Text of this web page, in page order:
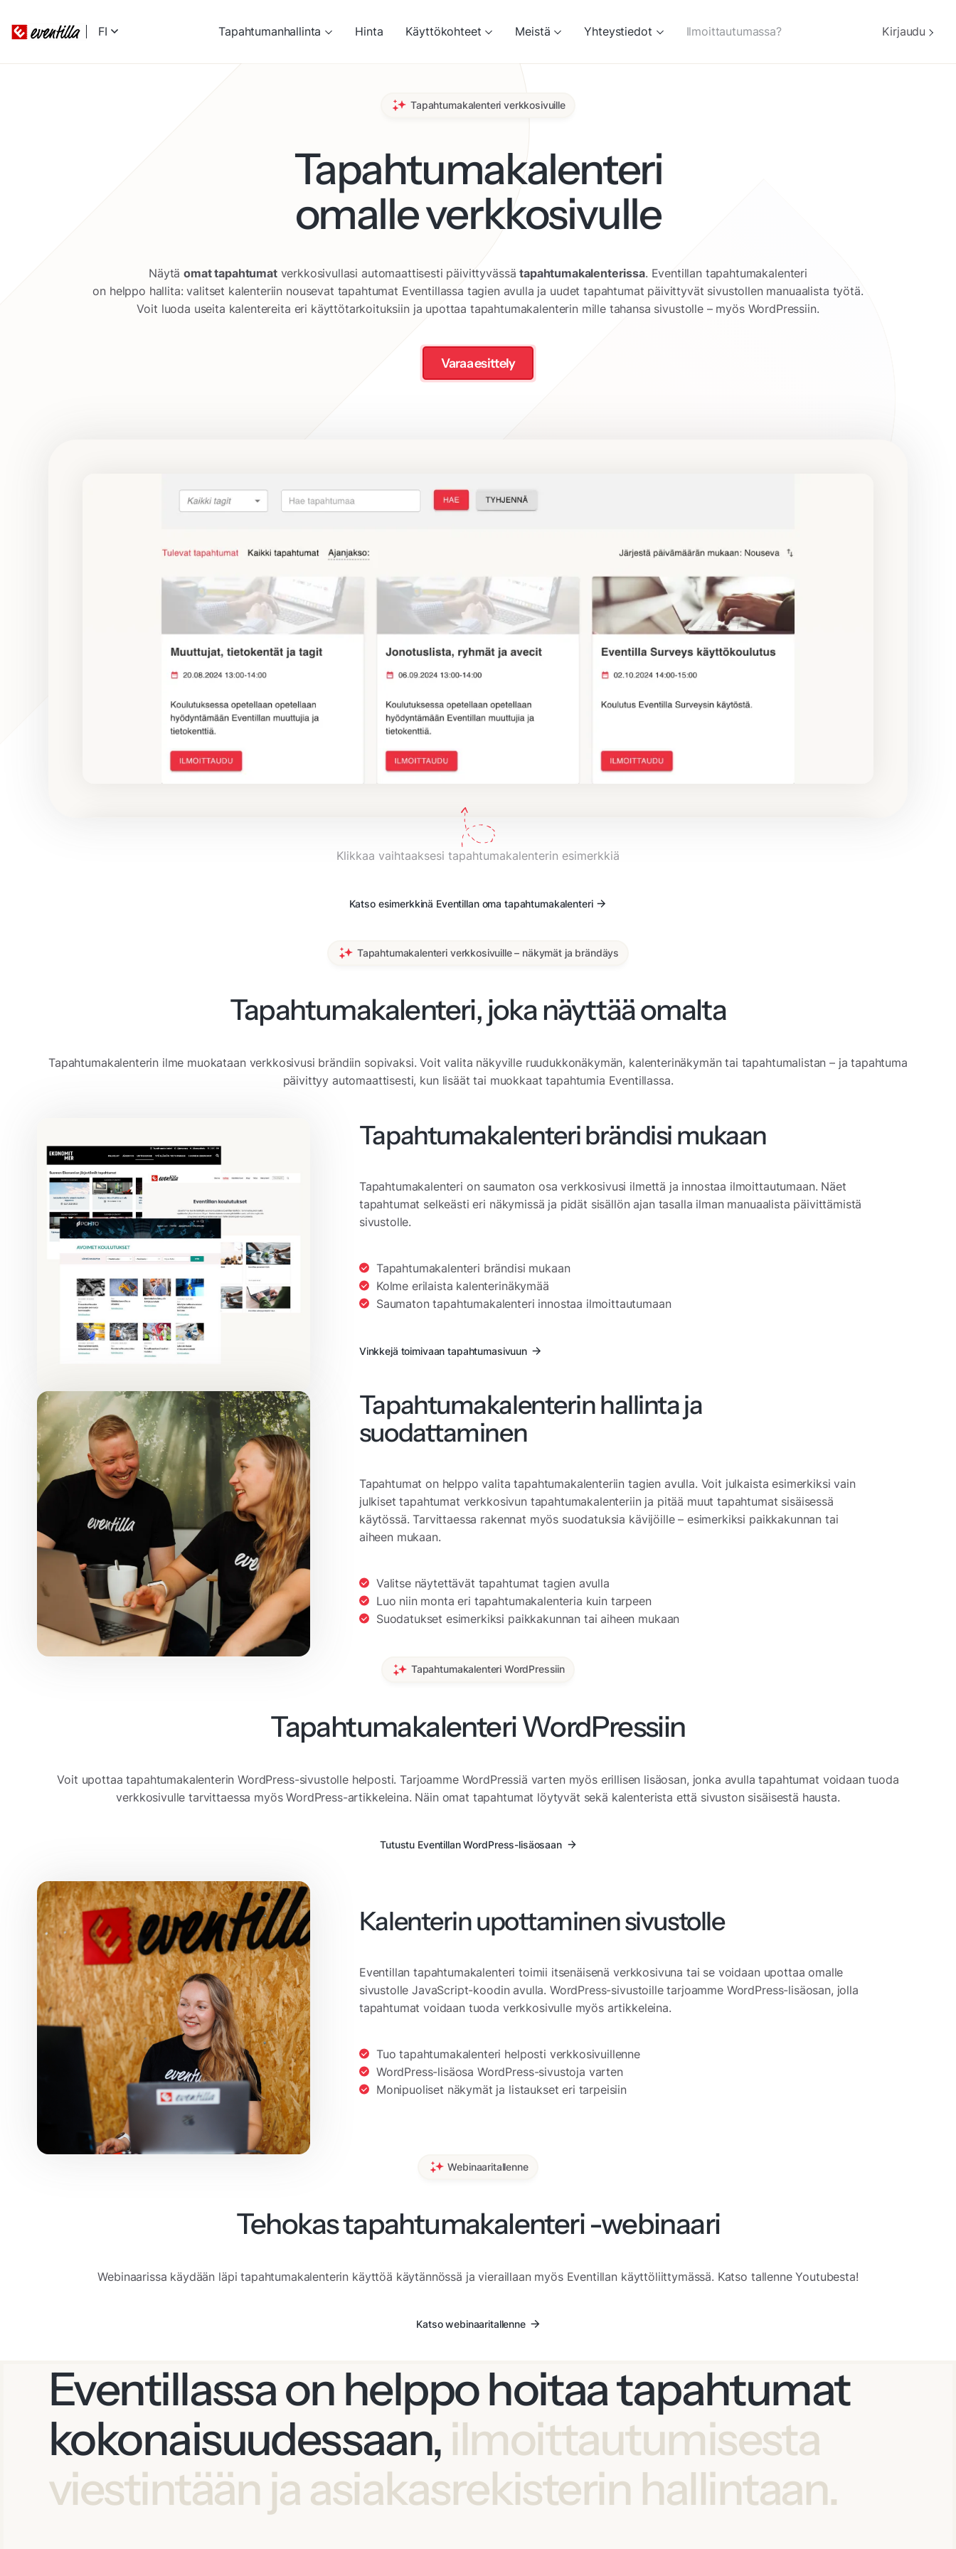
FI Tapahtumanhallinta Hinta Käyttökohteet Meistä Yhteystiedot Ilmoittautumassa? Kirjaudu
Tapahtumakalenteri verkkosivuille
Tapahtumakalenteri
omalle verkkosivulle
Näytäomat tapahtumatverkkosivullasi automaattisesti päivittyvässätapahtumakalenterissa. Eventillan tapahtumakalenteri
on helppo hallita: valitset kalenteriin nousevat tapahtumat Eventillassa tagien avulla ja uudet tapahtumat päivittyvät sivustollen manuaalista työtä.
Voit luoda useita kalentereita eri käyttötarkoituksiin ja upottaa tapahtumakalenterin mille tahansa sivustolle – myös WordPressiin.
Varaa esittely
Klikkaa vaihtaaksesi tapahtumakalenterin esimerkkiä
Katso esimerkkinä Eventillan oma tapahtumakalenteri
Tapahtumakalenteri verkkosivuille – näkymät ja brändäys
Tapahtumakalenteri, joka näyttää omalta
Tapahtumakalenterin ilme muokataan verkkosivusi brändiin sopivaksi. Voit valita näkyville ruudukkonäkymän, kalenterinäkymän tai tapahtumalistan – ja tapahtuma
päivittyy automaattisesti, kun lisäät tai muokkaat tapahtumia Eventillassa.
Tapahtumakalenteri brändisi mukaan
Tapahtumakalenteri on saumaton osa verkkosivusi ilmettä ja innostaa ilmoittautumaan. Näet
tapahtumat selkeästi eri näkymissä ja pidät sisällön ajan tasalla ilman manuaalista päivittämistä
sivustolle.
Tapahtumakalenteri brändisi mukaan
Kolme erilaista kalenterinäkymää
Saumaton tapahtumakalenteri innostaa ilmoittautumaan
Vinkkejä toimivaan tapahtumasivuun
Tapahtumakalenterin hallinta ja
suodattaminen
Tapahtumat on helppo valita tapahtumakalenteriin tagien avulla. Voit julkaista esimerkiksi vain
julkiset tapahtumat verkkosivun tapahtumakalenteriin ja pitää muut tapahtumat sisäisessä
käytössä. Tarvittaessa rakennat myös suodatuksia kävijöille – esimerkiksi paikkakunnan tai
aiheen mukaan.
Valitse näytettävät tapahtumat tagien avulla
Luo niin monta eri tapahtumakalenteria kuin tarpeen
Suodatukset esimerkiksi paikkakunnan tai aiheen mukaan
Tapahtumakalenteri WordPressiin
Tapahtumakalenteri WordPressiin
Voit upottaa tapahtumakalenterin WordPress-sivustolle helposti. Tarjoamme WordPressiä varten myös erillisen lisäosan, jonka avulla tapahtumat voidaan tuoda
verkkosivulle tarvittaessa myös WordPress-artikkeleina. Näin omat tapahtumat löytyvät sekä kalenterista että sivuston sisäisestä hausta.
Tutustu Eventillan WordPress-lisäosaan
Kalenterin upottaminen sivustolle
Eventillan tapahtumakalenteri toimii itsenäisenä verkkosivuna tai se voidaan upottaa omalle
sivustolle JavaScript-koodin avulla. WordPress-sivustoille tarjoamme WordPress-lisäosan, jolla
tapahtumat voidaan tuoda verkkosivulle myös artikkeleina.
Tuo tapahtumakalenteri helposti verkkosivuillenne
WordPress-lisäosa WordPress-sivustoja varten
Monipuoliset näkymät ja listaukset eri tarpeisiin
Webinaaritallenne
Tehokas tapahtumakalenteri -webinaari
Webinaarissa käydään läpi tapahtumakalenterin käyttöä käytännössä ja vieraillaan myös Eventillan käyttöliittymässä. Katso tallenne Youtubesta!
Katso webinaaritallenne
Eventillassa on helppo hoitaa tapahtumat
kokonaisuudessaan, ilmoittautumisesta
viestintään ja asiakasrekisterin hallintaan.